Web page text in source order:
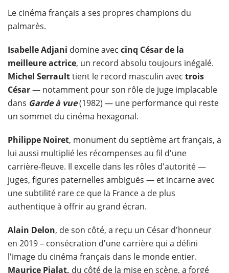
Le cinéma français a ses propres champions du
palmarès.
Isabelle Adjani domine avec cinq César de la
meilleure actrice, un record absolu toujours inégalé.
Michel Serraulttient le record masculin avec trois
César— notamment pour son rôle de juge implacable
dans Garde à vue(1982) — une performance qui reste
un sommet du cinéma hexagonal.
Philippe Noiret, monument du septième art français, a
lui aussi multiplié les récompenses au fil d'une
carrière-fleuve. Il excelle dans les rôles d'autorité —
juges, figures paternelles ambiguës — et incarne avec
une subtilité rare ce que la France a de plus
authentique à offrir au grand écran.
Alain Delon, de son côté, a reçu un César d'honneur
en 2019 – consécration d'une carrière qui a défini
l'image du cinéma français dans le monde entier.
Maurice Pialat, du côté de la mise en scène, a forgé